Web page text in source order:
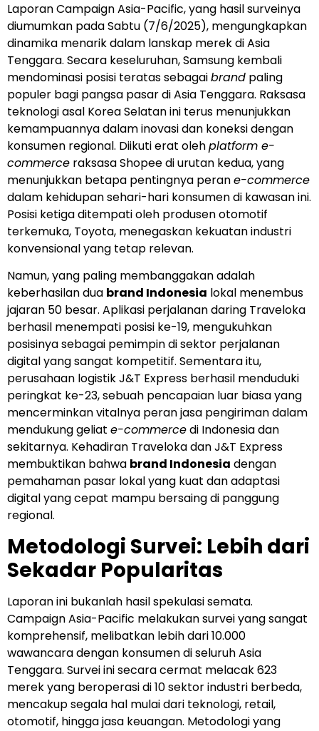
Laporan Campaign Asia-Pacific, yang hasil surveinya
diumumkan pada Sabtu (7/6/2025), mengungkapkan
dinamika menarik dalam lanskap merek di Asia
Tenggara. Secara keseluruhan, Samsung kembali
mendominasi posisi teratas sebagaibrand paling
populer bagi pangsa pasar di Asia Tenggara. Raksasa
teknologi asal Korea Selatan ini terus menunjukkan
kemampuannya dalam inovasi dan koneksi dengan
konsumen regional. Diikuti erat olehplatform e-
commerce raksasa Shopee di urutan kedua, yang
menunjukkan betapa pentingnya perane-commerce
dalam kehidupan sehari-hari konsumen di kawasan ini.
Posisi ketiga ditempati oleh produsen otomotif
terkemuka, Toyota, menegaskan kekuatan industri
konvensional yang tetap relevan.
Namun, yang paling membanggakan adalah
keberhasilan dua brand Indonesia lokal menembus
jajaran 50 besar. Aplikasi perjalanan daring Traveloka
berhasil menempati posisi ke-19, mengukuhkan
posisinya sebagai pemimpin di sektor perjalanan
digital yang sangat kompetitif. Sementara itu,
perusahaan logistik J&T Express berhasil menduduki
peringkat ke-23, sebuah pencapaian luar biasa yang
mencerminkan vitalnya peran jasa pengiriman dalam
mendukung geliat e-commercedi Indonesia dan
sekitarnya. Kehadiran Traveloka dan J&T Express
membuktikan bahwa brand Indonesia dengan
pemahaman pasar lokal yang kuat dan adaptasi
digital yang cepat mampu bersaing di panggung
regional.
Metodologi Survei: Lebih dari
Sekadar Popularitas
Laporan ini bukanlah hasil spekulasi semata.
Campaign Asia-Pacific melakukan survei yang sangat
komprehensif, melibatkan lebih dari 10.000
wawancara dengan konsumen di seluruh Asia
Tenggara. Survei ini secara cermat melacak 623
merek yang beroperasi di 10 sektor industri berbeda,
mencakup segala hal mulai dari teknologi, retail,
otomotif, hingga jasa keuangan. Metodologi yang